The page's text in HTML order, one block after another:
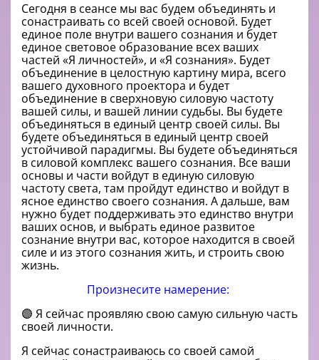
Сегодня в сеансе мы вас будем объединять и
сонастраивать со всей своей основой. Будет
единое поле внутри вашего сознания и будет
единое световое образование всех ваших
частей «Я личностей», и «Я сознания». Будет
объединение в целостную картину мира, всего
вашего духовного проектора и будет
объединение в сверхновую силовую частоту
вашей силы, и вашей линии судьбы. Вы будете
объединяться в единый центр своей силы. Вы
будете объединяться в единый центр своей
устойчивой парадигмы. Вы будете объединяться
в силовой комплекс вашего сознания. Все ваши
основы и части войдут в единую силовую
частоту света, там пройдут единство и войдут в
ясное единство своего сознания. А дальше, вам
нужно будет поддерживать это единство внутри
ваших основ, и выбрать единое развитое
сознание внутри вас, которое находится в своей
силе и из этого сознания жить, и строить свою
жизнь.
Произнесите намерение:
🟣 Я сейчас проявляю свою самую сильную часть
своей личности.
Я сейчас сонастраиваюсь со своей самой